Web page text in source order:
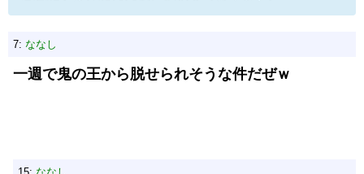
7: ななし
一週で鬼の王から脱せられそうな件だぜｗ